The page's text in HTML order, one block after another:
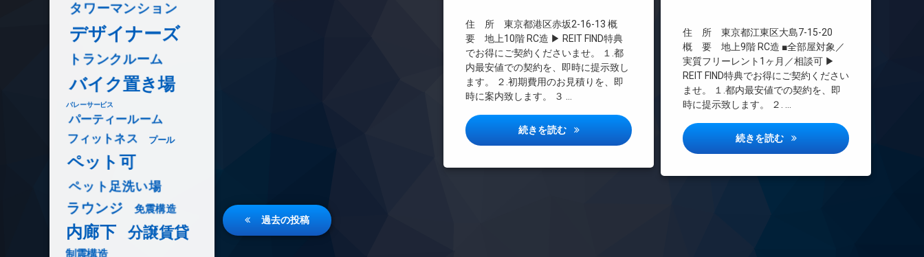
住 所 東京都江東区大島7-15-20
概 要 地上9階 RC造 ■全部屋対象／
実質フリーレント1ヶ月／相談可 ▶
REIT FIND特典でお得にご契約ください
ませ。 １.都内最安値での契約を、即
時に提示致します。 ２. …
続きを読む エスグランデ大島ガーデンテラ
オートロック
デザイナーズ
バイク置き場
宅配ボックス
敷地内ゴミ置き場
防犯カメラ
駐車場
住 所 東京都港区赤坂2-16-13 概
要 地上10階 RC造 ▶ REIT FIND特典
でお得にご契約くださいませ。 １.都
内最安値での契約を、即時に提示致し
ます。 ２.初期費用のお見積りを、即
時に案内致します。 ３ …
続きを読む パークヒルズ赤坂詳しい情報
インターネット
エレベーター
オートロック
デザイナーズ
宅配ボックス
防犯カメラ
駐輪場
投
稿
過去の投稿
タワーマンション
デザイナーズ
トランクルーム
バイク置き場
バレーサービス
パーティールーム
フィットネス プール
ペット可
ペット足洗い場
ラウンジ 免震構造
内廊下 分譲賃貸
制震構造